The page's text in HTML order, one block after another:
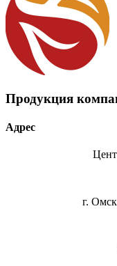
Продукция
Адрес
г.